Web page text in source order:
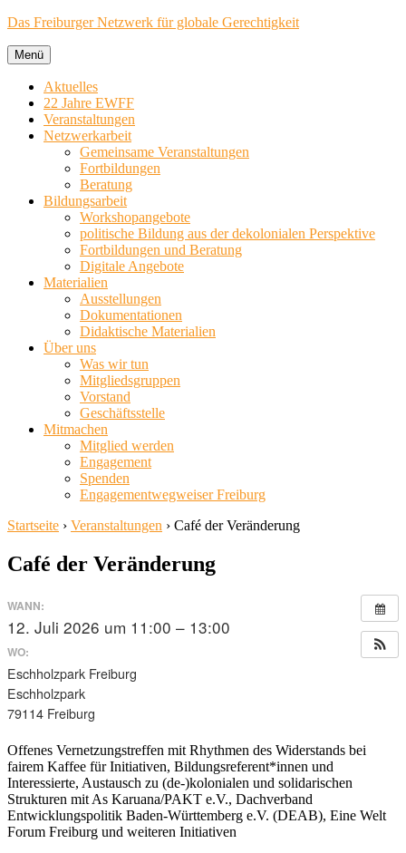
Zum
springen
Das Freiburger Netzwerk für globale Gerechtigkeit
Menü
Aktuelles
22 Jahre EWFF
Veranstaltungen
Netzwerkarbeit
Gemeinsame Veranstaltungen
Fortbildungen
Beratung
Bildungsarbeit
Workshopangebote
politische Bildung aus der dekolonialen Perspektive
Fortbildungen und Beratung
Digitale Angebote
Materialien
Ausstellungen
Dokumentationen
Didaktische Materialien
Über uns
Was wir tun
Mitgliedsgruppen
Vorstand
Geschäftsstelle
Mitmachen
Mitglied werden
Engagement
Spenden
Engagementwegweiser Freiburg
Startseite › Veranstaltungen › Café der Veränderung
Café der Veränderung
WANN:
12. Juli 2026 um 11:00 – 13:00
WO:
Eschholzpark Freiburg
Eschholzpark
79114 Freiburg
Offenes Vernetzungstreffen mit Rhythmen des Widerstands bei
fairem Kaffee für Initiativen, Bildungsreferent*innen und
Interessierte, Austausch zu (de-)kolonialen und solidarischen
Strukturen mit As Karuana/PAKT e.V., Dachverband
Entwicklungspolitik Baden-Württemberg e.V. (DEAB), Eine Welt
Forum Freiburg und weiteren Initiativen